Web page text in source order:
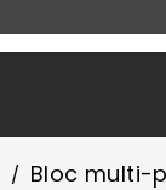
Bloc multi-